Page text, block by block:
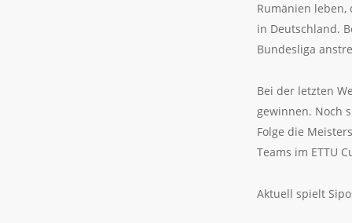
Rumänien
in Deutschland.
Bundesliga
Bei der letzten
gewinnen. Noch
Folge die
Teams im ETTU
Aktuell spielt